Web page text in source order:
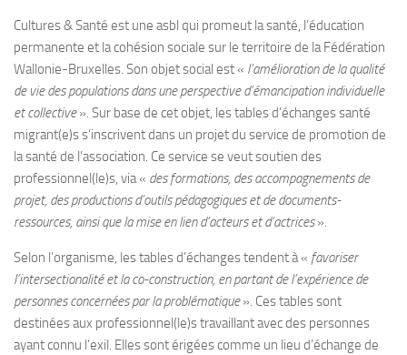
Cultures & Santé est une asbl qui promeut la santé, l’éducation
permanente et la cohésion sociale sur le territoire de la Fédération
Wallonie-Bruxelles. Son objet social est « l’amélioration de la qualité
de vie des populations dans une perspective d’émancipation individuelle
et collective». Sur base de cet objet, les tables d’échanges santé
migrant(e)s s’inscrivent dans un projet du service de promotion de
la santé de l’association. Ce service se veut soutien des
professionnel(le)s, via « des formations, des accompagnements de
projet, des productions d’outils pédagogiques et de documents-
ressources, ainsi que la mise en lien d’acteurs et d’actrices».
Selon l’organisme, les tables d’échanges tendent à « favoriser
l’intersectionalité et la co-construction, en partant de l’expérience de
personnes concernées par la problématique». Ces tables sont
destinées aux professionnel(le)s travaillant avec des personnes
ayant connu l’exil. Elles sont érigées comme un lieu d’échange de